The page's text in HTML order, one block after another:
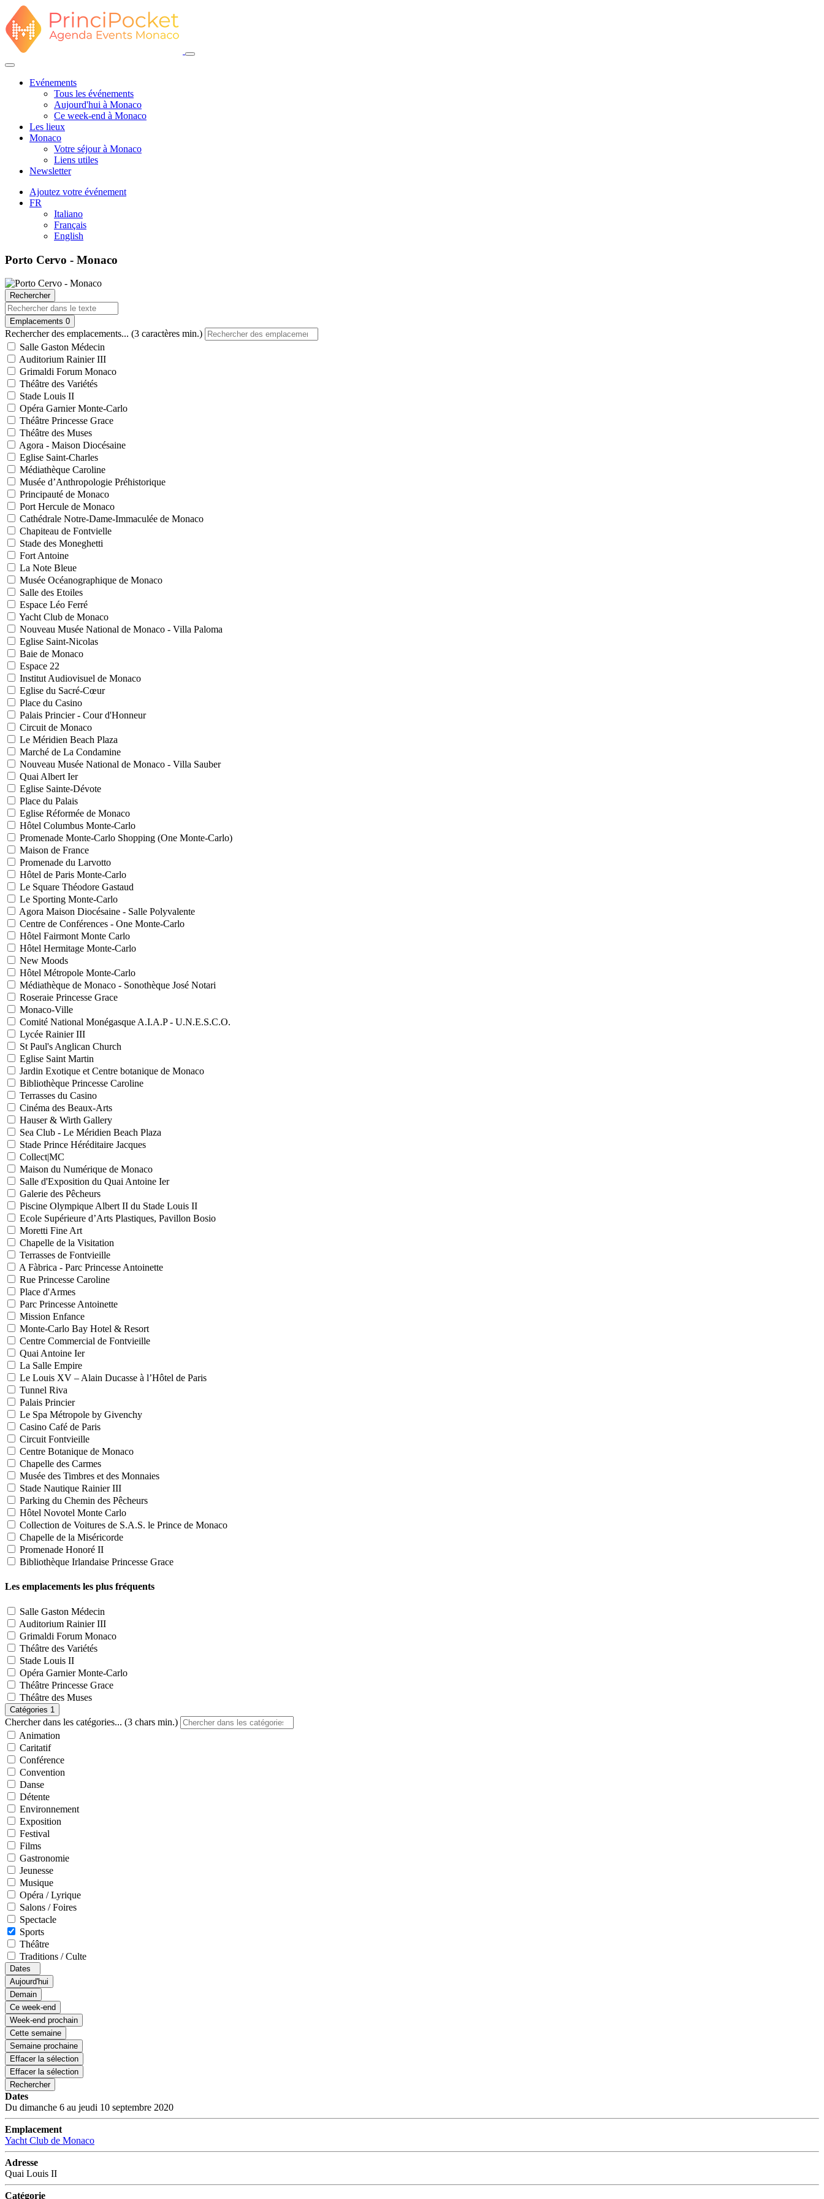
Evénements
Tous les événements
Aujourd'hui à Monaco
Ce week-end à Monaco
Les lieux
Monaco
Votre séjour à Monaco
Liens utiles
Newsletter
Ajoutez votre événement
FR
Italiano
Français
English
Porto Cervo - Monaco
Rechercher
Emplacements 0
Rechercher des emplacements... (3 caractères min.)
Salle Gaston Médecin
Auditorium Rainier III
Grimaldi Forum Monaco
Théâtre des Variétés
Stade Louis II
Opéra Garnier Monte-Carlo
Théâtre Princesse Grace
Théâtre des Muses
Agora - Maison Diocésaine
Eglise Saint-Charles
Médiathèque Caroline
Musée d’Anthropologie Préhistorique
Principauté de Monaco
Port Hercule de Monaco
Cathédrale Notre-Dame-Immaculée de Monaco
Chapiteau de Fontvielle
Stade des Moneghetti
Fort Antoine
La Note Bleue
Musée Océanographique de Monaco
Salle des Etoiles
Espace Léo Ferré
Yacht Club de Monaco
Nouveau Musée National de Monaco - Villa Paloma
Eglise Saint-Nicolas
Baie de Monaco
Espace 22
Institut Audiovisuel de Monaco
Eglise du Sacré-Cœur
Place du Casino
Palais Princier - Cour d'Honneur
Circuit de Monaco
Le Méridien Beach Plaza
Marché de La Condamine
Nouveau Musée National de Monaco - Villa Sauber
Quai Albert Ier
Eglise Sainte-Dévote
Place du Palais
Eglise Réformée de Monaco
Hôtel Columbus Monte-Carlo
Promenade Monte-Carlo Shopping (One Monte-Carlo)
Maison de France
Promenade du Larvotto
Hôtel de Paris Monte-Carlo
Le Square Théodore Gastaud
Le Sporting Monte-Carlo
Agora Maison Diocésaine - Salle Polyvalente
Centre de Conférences - One Monte-Carlo
Hôtel Fairmont Monte Carlo
Hôtel Hermitage Monte-Carlo
New Moods
Hôtel Métropole Monte-Carlo
Médiathèque de Monaco - Sonothèque José Notari
Roseraie Princesse Grace
Monaco-Ville
Comité National Monégasque A.I.A.P - U.N.E.S.C.O.
Lycée Rainier III
St Paul's Anglican Church
Eglise Saint Martin
Jardin Exotique et Centre botanique de Monaco
Bibliothèque Princesse Caroline
Terrasses du Casino
Cinéma des Beaux-Arts
Hauser & Wirth Gallery
Sea Club - Le Méridien Beach Plaza
Stade Prince Héréditaire Jacques
Collect|MC
Maison du Numérique de Monaco
Salle d'Exposition du Quai Antoine Ier
Galerie des Pêcheurs
Piscine Olympique Albert II du Stade Louis II
Ecole Supérieure d’Arts Plastiques, Pavillon Bosio
Moretti Fine Art
Chapelle de la Visitation
Terrasses de Fontvieille
A Fàbrica - Parc Princesse Antoinette
Rue Princesse Caroline
Place d'Armes
Parc Princesse Antoinette
Mission Enfance
Monte-Carlo Bay Hotel & Resort
Centre Commercial de Fontvieille
Quai Antoine Ier
La Salle Empire
Le Louis XV – Alain Ducasse à l’Hôtel de Paris
Tunnel Riva
Palais Princier
Le Spa Métropole by Givenchy
Casino Café de Paris
Circuit Fontvieille
Centre Botanique de Monaco
Chapelle des Carmes
Musée des Timbres et des Monnaies
Stade Nautique Rainier III
Parking du Chemin des Pêcheurs
Hôtel Novotel Monte Carlo
Collection de Voitures de S.A.S. le Prince de Monaco
Chapelle de la Miséricorde
Promenade Honoré II
Bibliothèque Irlandaise Princesse Grace
Les emplacements les plus fréquents
Salle Gaston Médecin
Auditorium Rainier III
Grimaldi Forum Monaco
Théâtre des Variétés
Stade Louis II
Opéra Garnier Monte-Carlo
Théâtre Princesse Grace
Théâtre des Muses
Catégories 1
Chercher dans les catégories... (3 chars min.)
Animation
Caritatif
Conférence
Convention
Danse
Détente
Environnement
Exposition
Festival
Films
Gastronomie
Jeunesse
Musique
Opéra / Lyrique
Salons / Foires
Spectacle
Sports
Théâtre
Traditions / Culte
Dates
Aujourd'hui
Demain
Ce week-end
Week-end prochain
Cette semaine
Semaine prochaine
Effacer la sélection
Effacer la sélection
Rechercher
Dates
Du dimanche 6 au jeudi 10 septembre 2020
Emplacement
Yacht Club de Monaco
Adresse
Quai Louis II
Catégorie